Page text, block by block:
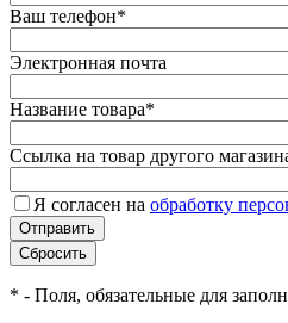
Ваш телефон*
Электронная почта
Название товара*
Ссылка на товар другого
Я согласен на обработку
* - Поля, обязательные для